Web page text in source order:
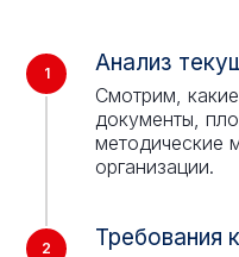
Анализ
Смотрим,
документы,
методические
организации.
Требования